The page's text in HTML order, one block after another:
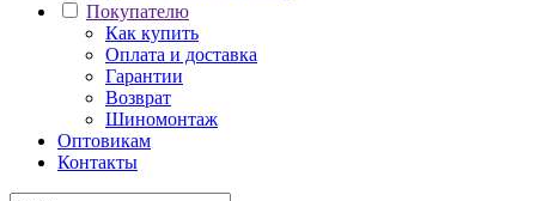
Покупателю
Как купить
Оплата и доставка
Гарантии
Возврат
Шиномонтаж
Оптовикам
Контакты